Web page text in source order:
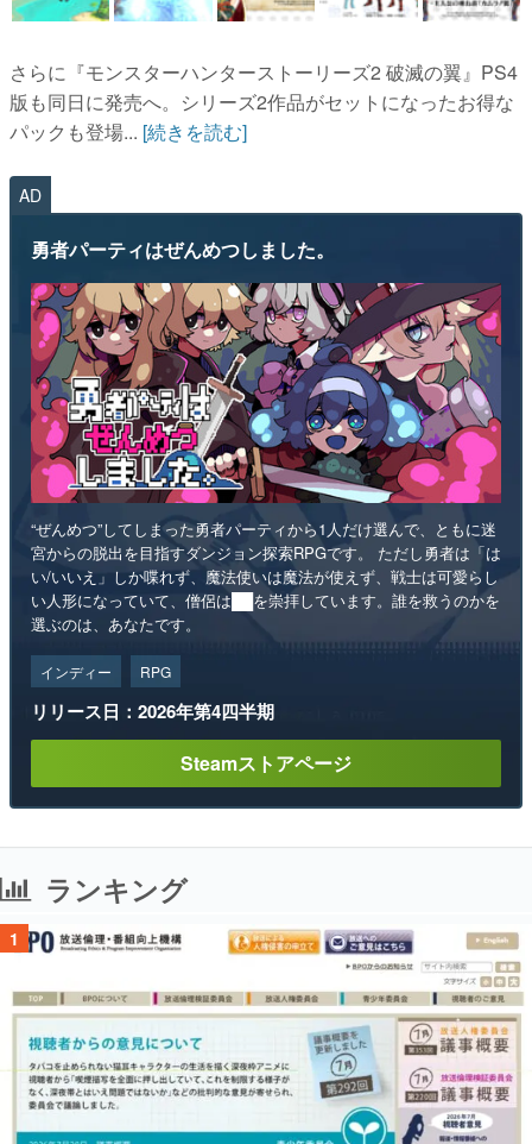
さらに『モンスターハンターストーリーズ2 破滅の翼』PS4
版も同日に発売へ。シリーズ2作品がセットになったお得な
パックも登場... [続きを読む]
AD
勇者パーティはぜんめつしました。
“ぜんめつ”してしまった勇者パーティから1人だけ選んで、ともに迷
宮からの脱出を目指すダンジョン探索RPGです。 ただし勇者は「は
い/いいえ」しか喋れず、魔法使いは魔法が使えず、戦士は可愛らし
い人形になっていて、僧侶は██を崇拝しています。誰を救うのかを
選ぶのは、あなたです。
インディー RPG
リリース日：2026年第4四半期
Steamストアページ
ランキング
1